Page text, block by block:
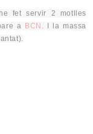
fet servir 2 motlles
a BCN . I la massa